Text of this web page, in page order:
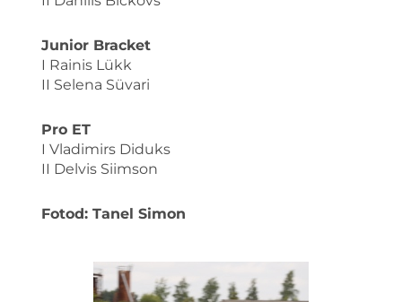
Junior Bracket
I Rainis Lükk
II Selena Süvari
Pro ET
I Vladimirs Diduks
II Delvis Siimson
Fotod: Tanel Simon